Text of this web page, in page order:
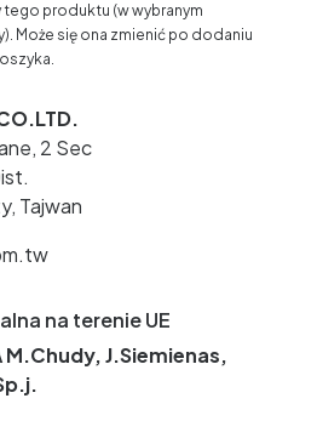
produktu (w wybranym
Może się ona zmienić po dodaniu
2 Sec
Tajwan
na terenie UE
M.Chudy, J.Siemienas,